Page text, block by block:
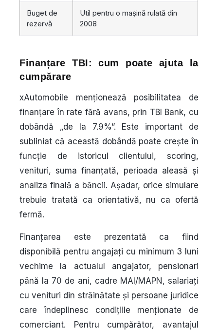
Buget de
rezervă
Util pentru o mașină rulată din
2008
Finanțare TBI: cum poate ajuta la
cumpărare
xAutomobile menționează posibilitatea de
finanțare în rate fără avans, prin TBI Bank, cu
dobândă „de la 7.9%”. Este important de
subliniat că această dobândă poate crește în
funcție de istoricul clientului, scoring,
venituri, suma finanțată, perioada aleasă și
analiza finală a băncii. Așadar, orice simulare
trebuie tratată ca orientativă, nu ca ofertă
fermă.
Finanțarea este prezentată ca fiind
disponibilă pentru angajați cu minimum 3 luni
vechime la actualul angajator, pensionari
până la 70 de ani, cadre MAI/MAPN, salariați
cu venituri din străinătate și persoane juridice
care îndeplinesc condițiile menționate de
comerciant. Pentru cumpărător, avantajul